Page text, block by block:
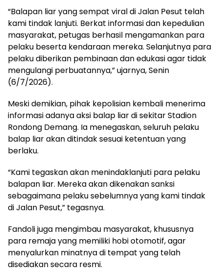
“Balapan liar yang sempat viral di Jalan Pesut telah
kami tindak lanjuti. Berkat informasi dan kepedulian
masyarakat, petugas berhasil mengamankan para
pelaku beserta kendaraan mereka. Selanjutnya para
pelaku diberikan pembinaan dan edukasi agar tidak
mengulangi perbuatannya,” ujarnya, Senin
(6/7/2026).
Meski demikian, pihak kepolisian kembali menerima
informasi adanya aksi balap liar di sekitar Stadion
Rondong Demang. Ia menegaskan, seluruh pelaku
balap liar akan ditindak sesuai ketentuan yang
berlaku.
“Kami tegaskan akan menindaklanjuti para pelaku
balapan liar. Mereka akan dikenakan sanksi
sebagaimana pelaku sebelumnya yang kami tindak
di Jalan Pesut,” tegasnya.
Fandoli juga mengimbau masyarakat, khususnya
para remaja yang memiliki hobi otomotif, agar
menyalurkan minatnya di tempat yang telah
disediakan secara resmi.